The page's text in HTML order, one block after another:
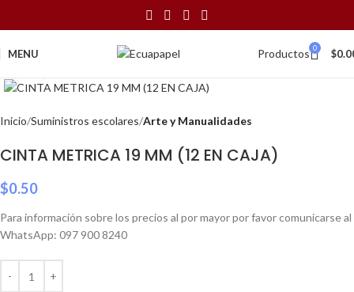
MENU Productos 0 $
Inicio Suministros escolares Arte y Manualidades
CINTA METRICA 19 MM (12 EN CAJA)
$0.50
Para información sobre los precios al por mayor por favor comunicarse al
WhatsApp: 097 900 8240